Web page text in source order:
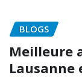
BLOGS
Meilleure
Lausanne